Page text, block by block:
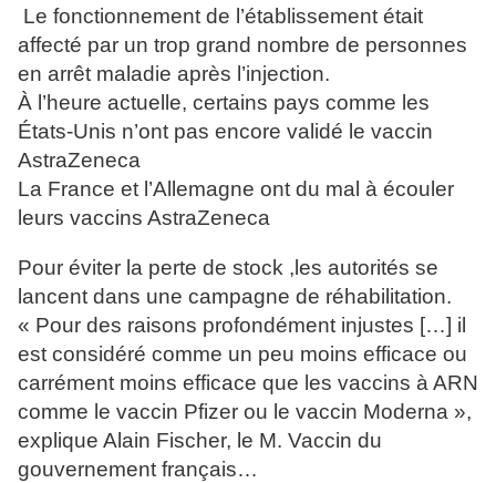
Le fonctionnement de l’établissement était
affecté par un trop grand nombre de personnes
en arrêt maladie après l’injection.
À l’heure actuelle, certains pays comme les
États-Unis n’ont pas encore validé le vaccin
AstraZeneca
La France et l’Allemagne ont du mal à écouler
leurs vaccins AstraZeneca
Pour éviter la perte de stock ,les autorités se
lancent dans une campagne de réhabilitation.
« Pour des raisons profondément injustes […] il
est considéré comme un peu moins efficace ou
carrément moins efficace que les vaccins à ARN
comme le vaccin Pfizer ou le vaccin Moderna »,
explique Alain Fischer, le M. Vaccin du
gouvernement français…